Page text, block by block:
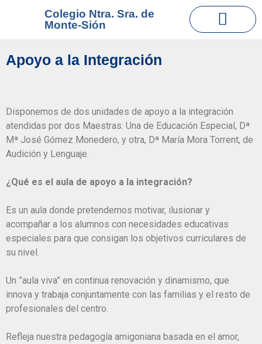
Colegio Ntra. Sra. de
Monte-Sión
Apoyo a la Integración
Disponemos de dos unidades de apoyo a la integración
atendidas por dos Maestras: Una de Educación Especial, Dª
Mª José Gómez Monedero, y otra, Dª María Mora Torrent, de
Audición y Lenguaje.
¿Qué es el aula de apoyo a la integración?
Es un aula donde pretendemos motivar, ilusionar y
acompañar a los alumnos con necesidades educativas
especiales para que consigan los objetivos curriculares de
su nivel.
Un ”aula viva” en continua renovación y dinamismo, que
innova y trabaja conjuntamente con las familias y el resto de
profesionales del centro.
Refleja nuestra pedagogía amigoniana basada en el amor,